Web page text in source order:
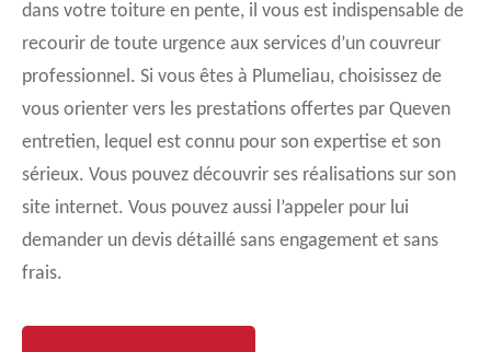
dans votre toiture en pente, il vous est indispensable de
recourir de toute urgence aux services d’un couvreur
professionnel. Si vous êtes à Plumeliau, choisissez de
vous orienter vers les prestations offertes par Queven
entretien, lequel est connu pour son expertise et son
sérieux. Vous pouvez découvrir ses réalisations sur son
site internet. Vous pouvez aussi l’appeler pour lui
demander un devis détaillé sans engagement et sans
frais.